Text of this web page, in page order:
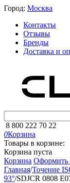
Город: Москва
Контакты
Отзывы
Бренды
Доставка и
8 800 222 70 22
0Корзина
Товары в корзине:
Корзина пуста
Корзина Оформить
Главная/Точение
93°/SDJCR 0808